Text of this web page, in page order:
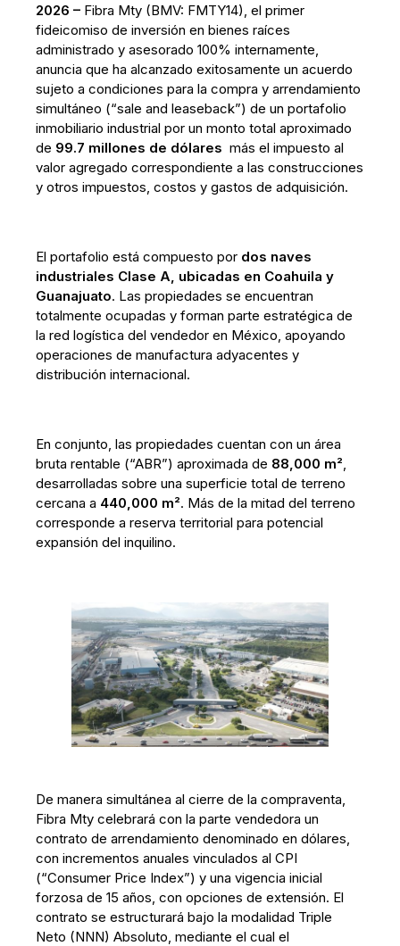
2026 – Fibra Mty (BMV: FMTY14), el primer
fideicomiso de inversión en bienes raíces
administrado y asesorado 100% internamente,
anuncia que ha alcanzado exitosamente un acuerdo
sujeto a condiciones para la compra y arrendamiento
simultáneo (“sale and leaseback”) de un portafolio
inmobiliario industrial por un monto total aproximado
de 99.7 millones de dólares más el impuesto al
valor agregado correspondiente a las construcciones
y otros impuestos, costos y gastos de adquisición.
El portafolio está compuesto por dos naves
industriales Clase A, ubicadas en Coahuila y
Guanajuato. Las propiedades se encuentran
totalmente ocupadas y forman parte estratégica de
la red logística del vendedor en México, apoyando
operaciones de manufactura adyacentes y
distribución internacional.
En conjunto, las propiedades cuentan con un área
bruta rentable (“ABR”) aproximada de 88,000 m²,
desarrolladas sobre una superficie total de terreno
cercana a 440,000 m². Más de la mitad del terreno
corresponde a reserva territorial para potencial
expansión del inquilino.
De manera simultánea al cierre de la compraventa,
Fibra Mty celebrará con la parte vendedora un
contrato de arrendamiento denominado en dólares,
con incrementos anuales vinculados al CPI
(“Consumer Price Index”) y una vigencia inicial
forzosa de 15 años, con opciones de extensión. El
contrato se estructurará bajo la modalidad Triple
Neto (NNN) Absoluto, mediante el cual el